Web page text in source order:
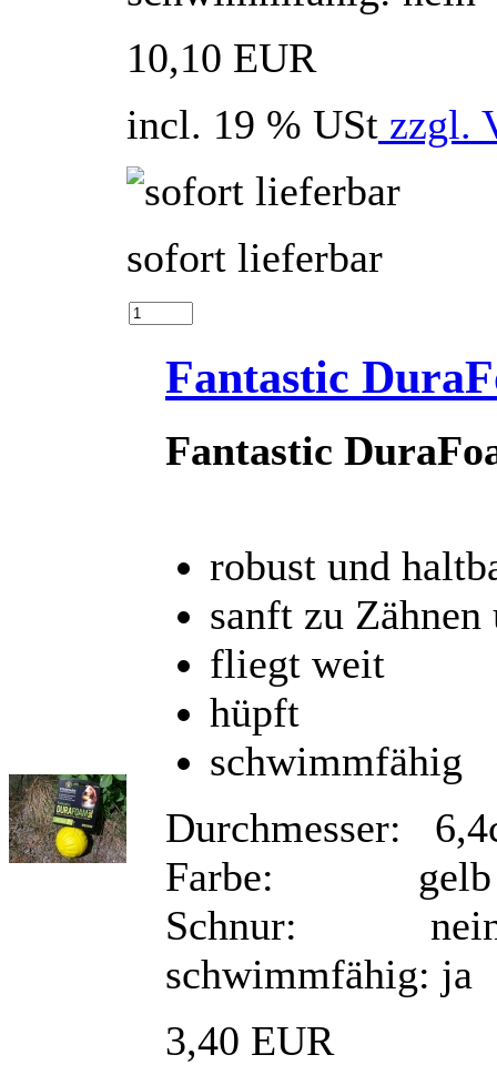
10,10 EUR
incl. 19 % USt zzgl.
sofort lieferbar
Fantastic
Fantastic
robust und
sanft zu
fliegt weit
hüpft
schwimmfähig
Durchmesser:
Farbe: gelb
Schnur:
schwimmfähig: ja
3,40 EUR